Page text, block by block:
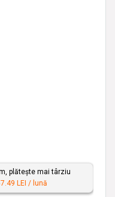
plătește mai târziu
LEI / lună